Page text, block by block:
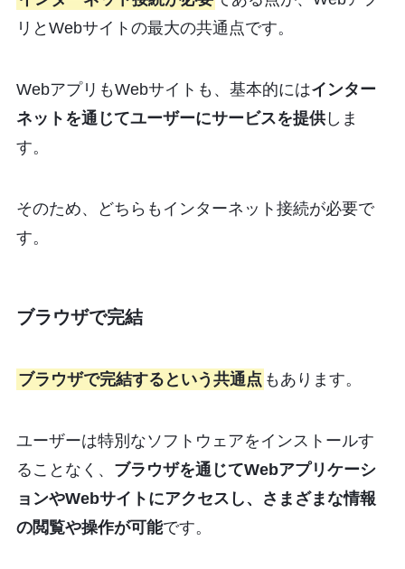
リとWebサイトの最大の共通点です。
WebアプリもWebサイトも、基本的にはインター
ネットを通じてユーザーにサービスを提供しま
す。
そのため、どちらもインターネット接続が必要で
す。
ブラウザで完結
ブラウザで完結するという共通点 もあります。
ユーザーは特別なソフトウェアをインストールす
ることなく、 ブラウザを通じてWebアプリケーシ
ョンやWebサイトにアクセスし、さまざまな情報
の閲覧や操作が可能です。